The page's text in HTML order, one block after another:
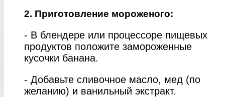
2. Приготовление мороженого:
- В блендере или процессоре пищевых
продуктов положите замороженные
кусочки банана.
- Добавьте сливочное масло, мед (по
желанию) и ванильный экстракт.